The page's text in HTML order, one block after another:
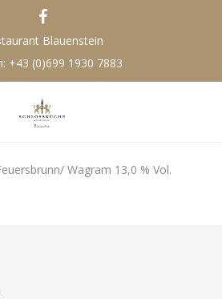
Blauenstein
+43 (0)699 1930 7883
Wagram 13,0 % Vol.